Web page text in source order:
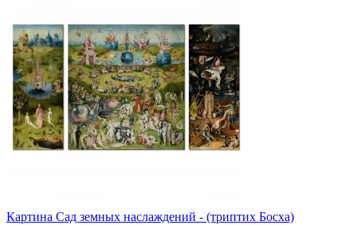
Картина Сад земных наслаждений - (триптих Босха)